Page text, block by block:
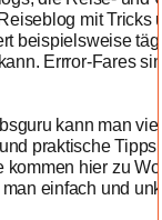
mit
beispielsweise
Errror-Fares
kann man
praktische
hier zu
einfach und